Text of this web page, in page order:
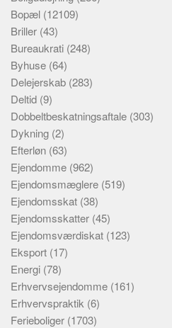
Bopæl (12109)
Briller (43)
Bureaukrati (248)
Byhuse (64)
Delejerskab (283)
Deltid (9)
Dobbeltbeskatningsaftale (303)
Dykning (2)
Efterløn (63)
Ejendomme (962)
Ejendomsmæglere (519)
Ejendomsskat (38)
Ejendomsskatter (45)
Ejendomsværdiskat (123)
Eksport (17)
Energi (78)
Erhvervsejendomme (161)
Erhvervspraktik (6)
Ferieboliger (1703)